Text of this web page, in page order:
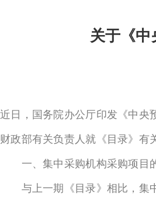
关于《
近日，国务院办公厅印发《中央
财政部有关负责人就《目录》有
一、集中采购机构采购项目
与上一期《目录》相比，集